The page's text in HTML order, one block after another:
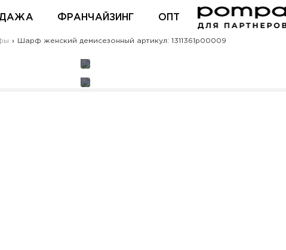
ФРАНЧАЙЗИНГ ОПТ
Шарф женский демисезонный артикул: 1311361p00009